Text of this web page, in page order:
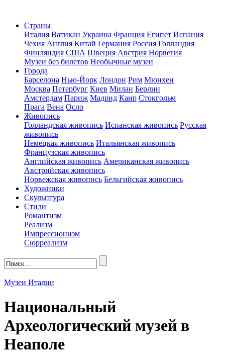
Страны
Италия Ватикан Украина Франция Египет Испания
Чехия Англия Китай Германия Россия Голландия
Финляндия США Швеция Австрия Норвегия
Музеи без билетов Необычные музеи
Города
Барселона Нью-Йорк Лондон Рим Мюнхен
Москва Петербург Киев Милан Берлин
Амстердам Париж Мадрид Каир Стокгольм
Прага Вена Осло
Живопись
Голландская живопись Испанская живопись Русская
живопись
Немецкая живопись Итальянская живопись
Французская живопись
Английская живопись Американская живопись
Австрийская живопись
Норвежская живопись Бельгийская живопись
Художники
Скульптура
Стили
Романтизм
Реализм
Импрессионизм
Сюрреализм
Музеи Италии
Национальный
Археологический музей в
Неаполе